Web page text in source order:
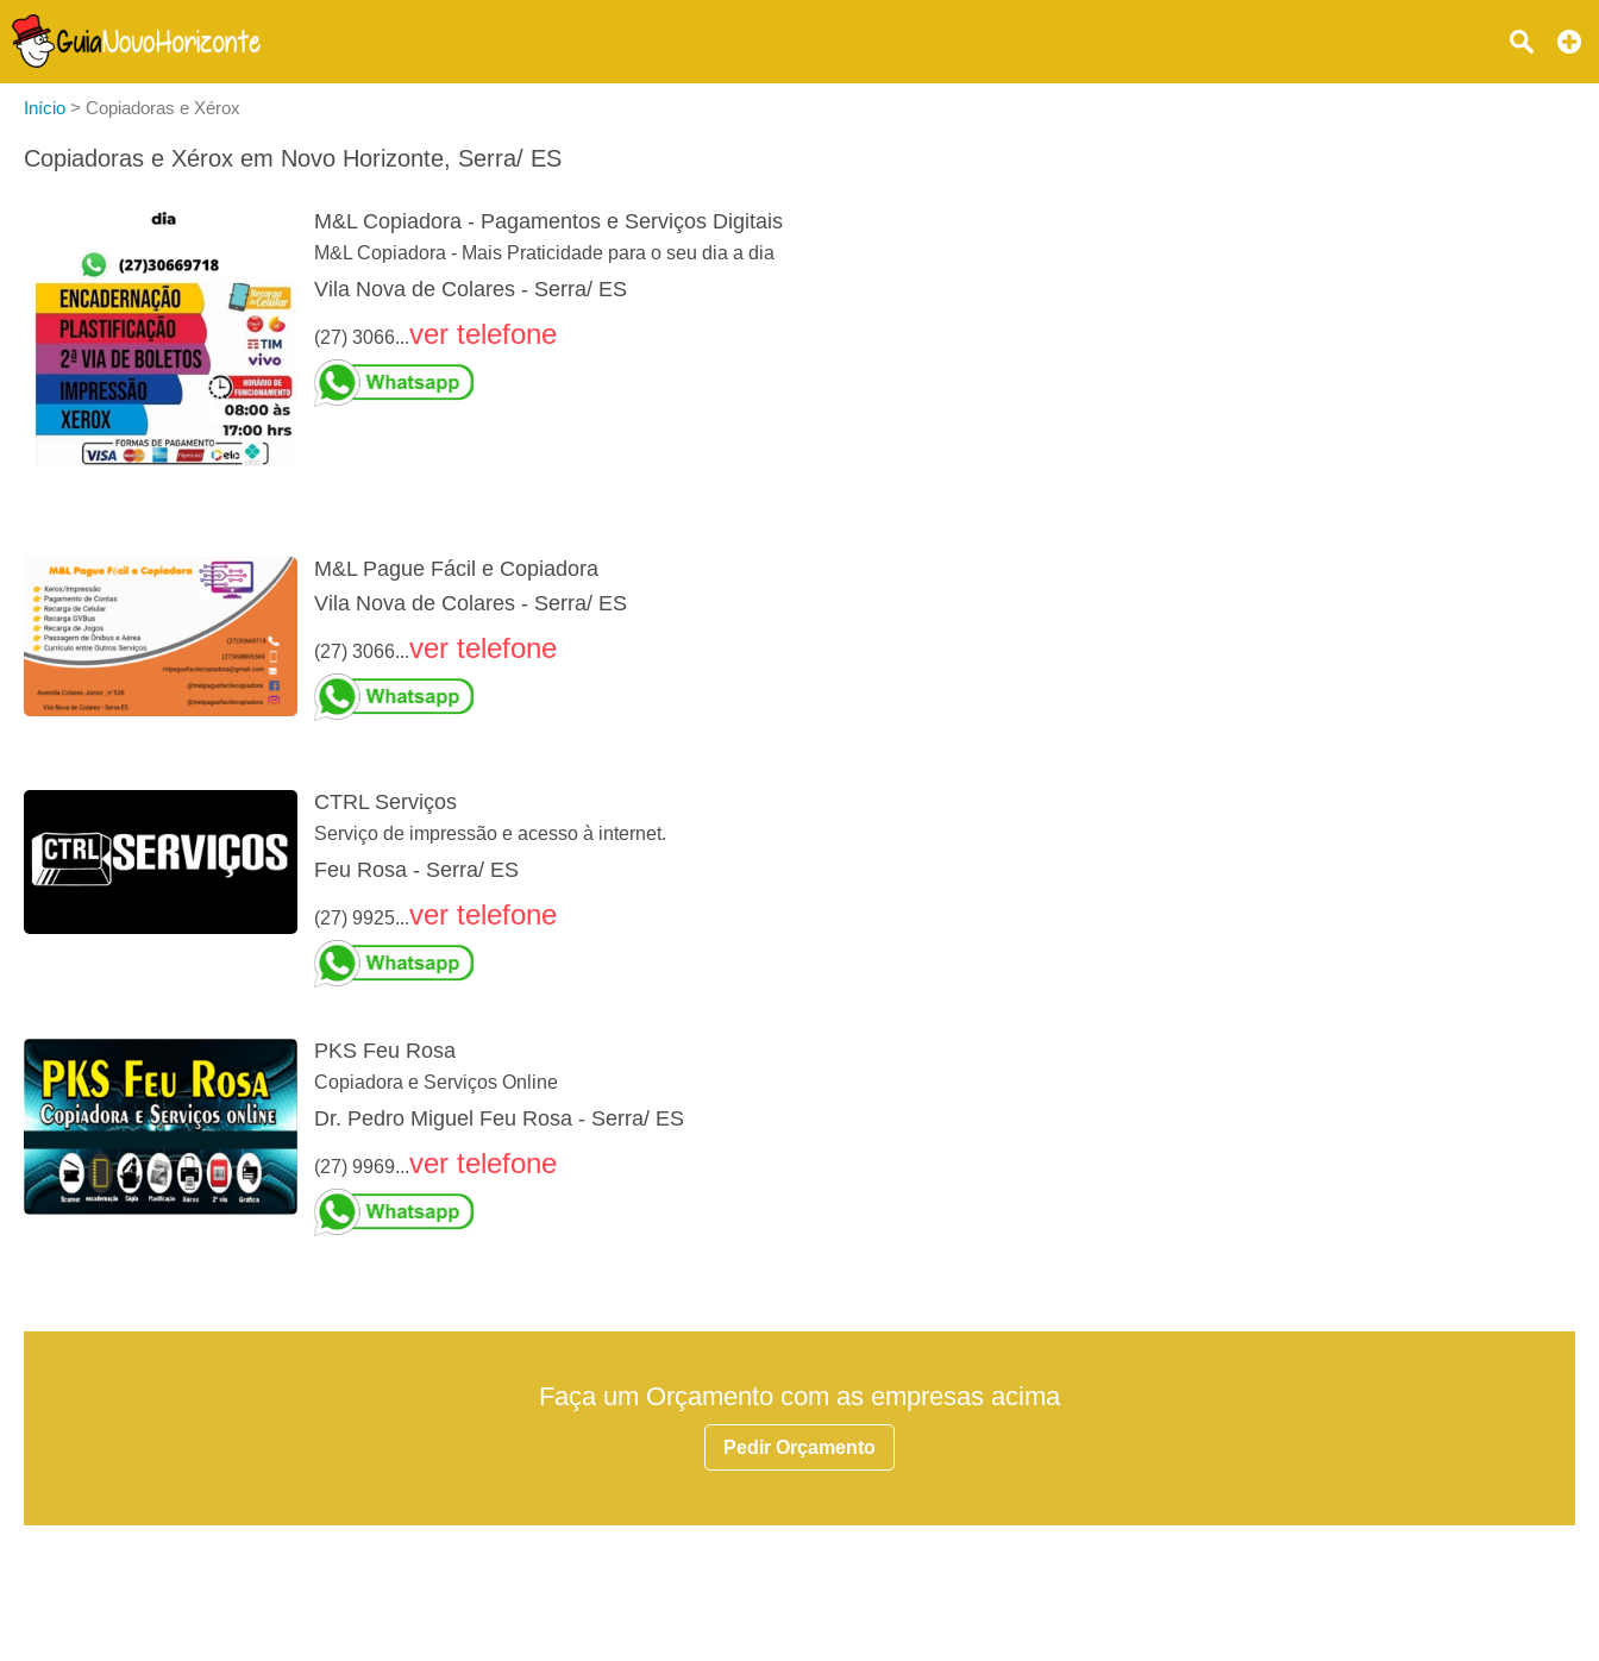
Início > Copiadoras e Xérox
Copiadoras e Xérox em Novo Horizonte, Serra/ ES
M&L Copiadora - Pagamentos e Serviços Digitais
M&L Copiadora - Mais Praticidade para o seu dia a dia
Vila Nova de Colares - Serra/ ES
(27) 3066...ver telefone
M&L Pague Fácil e Copiadora
Vila Nova de Colares - Serra/ ES
(27) 3066...ver telefone
CTRL Serviços
Serviço de impressão e acesso à internet.
Feu Rosa - Serra/ ES
(27) 9925...ver telefone
PKS Feu Rosa
Copiadora e Serviços Online
Dr. Pedro Miguel Feu Rosa - Serra/ ES
(27) 9969...ver telefone
Faça um Orçamento com as empresas acima
Pedir Orçamento